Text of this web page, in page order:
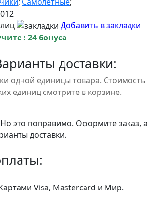
Добавить в закладки
: 24бонуса
доставки:
одной единицы товара. Стоимость
единиц смотрите в корзине.
это поправимо. Оформите заказ, а
доставки.
Visa, Mastercard и Мир.